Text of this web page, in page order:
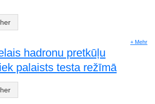
+ Mehr
hadronu pretkūļu
palaists testa režīmā